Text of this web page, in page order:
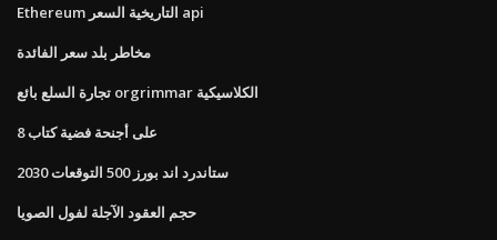
Ethereum التاريخية السعر api
مخاطر بلد سعر الفائدة
تجارة السلع بائع orgrimmar الكلاسيكية
على أجنحة فضية كتاب 8
ستاندرد اند بورز 500 التوقعات 2030
حجم العقود الآجلة لفول الصويا